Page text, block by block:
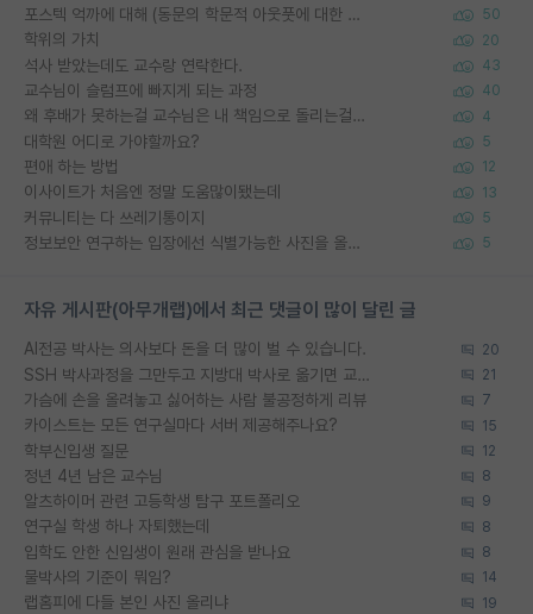
포스텍 억까에 대해 (동문의 학문적 아웃풋에 대한 반박) 50
학위의 가치 20
석사 받았는데도 교수랑 연락한다. 43
교수님이 슬럼프에 빠지게 되는 과정 40
왜 후배가 못하는걸 교수님은 내 책임으로 돌리는걸까요? 4
대학원 어디로 가야할까요? 5
편애 하는 방법 12
이사이트가 처음엔 정말 도움많이됐는데 13
커뮤니티는 다 쓰레기통이지 5
정보보안 연구하는 입장에선 식별가능한 사진을 올리는건 비추이긴함 5
자유 게시판(아무개랩)에서 최근 댓글이 많이 달린 글
AI전공 박사는 의사보다 돈을 더 많이 벌 수 있습니다. 20
SSH 박사과정을 그만두고 지방대 박사로 옮기면 교수의 꿈은 끝일까요? 21
가슴에 손을 올려놓고 싫어하는 사람 불공정하게 리뷰 7
카이스트는 모든 연구실마다 서버 제공해주나요? 15
학부신입생 질문 12
정년 4년 남은 교수님 8
알츠하이머 관련 고등학생 탐구 포트폴리오 9
연구실 학생 하나 자퇴했는데 8
입학도 안한 신입생이 원래 관심을 받나요 8
물박사의 기준이 뭐임? 14
랩홈피에 다들 본인 사진 올리냐 19